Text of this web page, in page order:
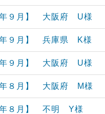
年９月】 大阪府 U様
年９月】 兵庫県 K様
年９月】 大阪府 U様
年８月】 大阪府 M様
年８月】 不明 Y様